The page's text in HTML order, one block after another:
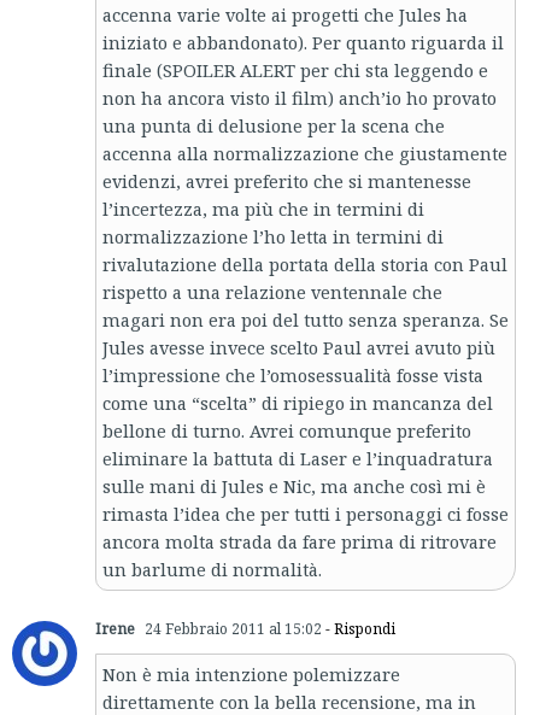
accenna varie volte ai progetti che Jules ha
iniziato e abbandonato). Per quanto riguarda il
finale (SPOILER ALERT per chi sta leggendo e
non ha ancora visto il film) anch’io ho provato
una punta di delusione per la scena che
accenna alla normalizzazione che giustamente
evidenzi, avrei preferito che si mantenesse
l’incertezza, ma più che in termini di
normalizzazione l’ho letta in termini di
rivalutazione della portata della storia con Paul
rispetto a una relazione ventennale che
magari non era poi del tutto senza speranza. Se
Jules avesse invece scelto Paul avrei avuto più
l’impressione che l’omosessualità fosse vista
come una “scelta” di ripiego in mancanza del
bellone di turno. Avrei comunque preferito
eliminare la battuta di Laser e l’inquadratura
sulle mani di Jules e Nic, ma anche così mi è
rimasta l’idea che per tutti i personaggi ci fosse
ancora molta strada da fare prima di ritrovare
un barlume di normalità.
Irene 24 Febbraio 2011 al 15:02 - Rispondi
Non è mia intenzione polemizzare
direttamente con la bella recensione, ma in